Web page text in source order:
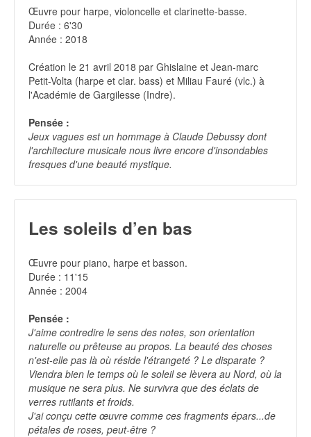
Œuvre pour harpe, violoncelle et clarinette-basse.
Durée : 6'30
Année : 2018
Création le 21 avril 2018 par Ghislaine et Jean-marc
Petit-Volta (harpe et clar. bass) et Miliau Fauré (vlc.) à
l'Académie de Gargilesse (Indre).
Pensée :
Jeux vagues est un hommage à Claude Debussy dont
l'architecture musicale nous livre encore d'insondables
fresques d'une beauté mystique.
Les soleils d’en bas
Œuvre pour piano, harpe et basson.
Durée : 11'15
Année : 2004
Pensée :
J'aime contredire le sens des notes, son orientation
naturelle ou prêteuse au propos. La beauté des choses
n'est-elle pas là où réside l'étrangeté ? Le disparate ?
Viendra bien le temps où le soleil se lèvera au Nord, où la
musique ne sera plus. Ne survivra que des éclats de
verres rutilants et froids.
J'ai conçu cette œuvre comme ces fragments épars...de
pétales de roses, peut-être ?